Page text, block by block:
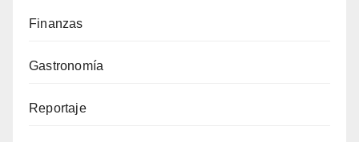
Finanzas
Gastronomía
Reportaje